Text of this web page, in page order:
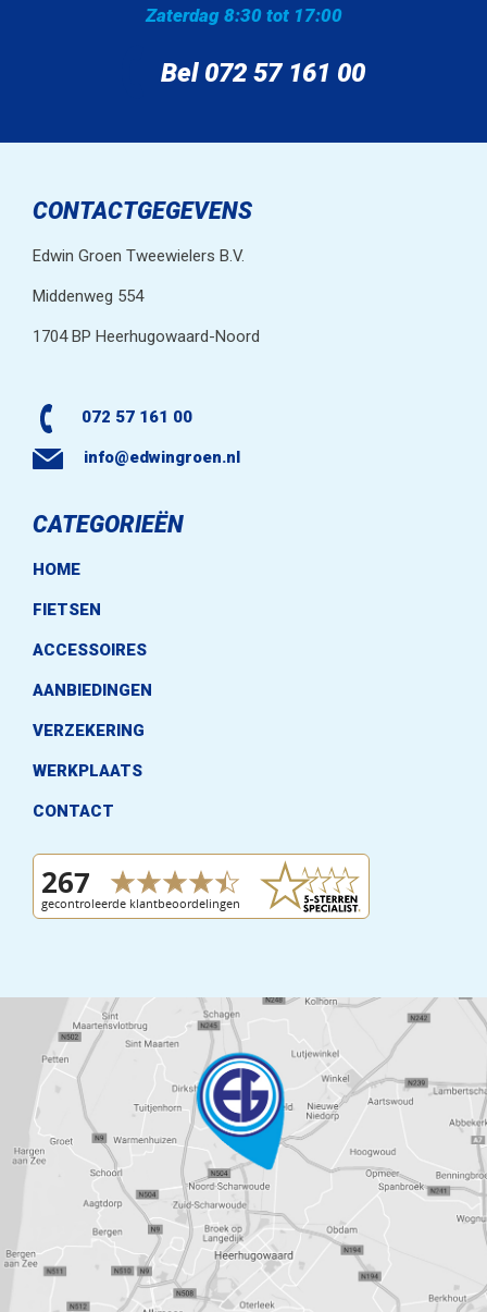
Zaterdag 8:30 tot 17:00
Bel 072 57 161 00
CONTACTGEGEVENS
Edwin Groen Tweewielers B.V.
Middenweg 554
1704 BP Heerhugowaard-Noord
072 57 161 00
info@edwingroen.nl
CATEGORIEËN
HOME
FIETSEN
ACCESSOIRES
AANBIEDINGEN
VERZEKERING
WERKPLAATS
CONTACT